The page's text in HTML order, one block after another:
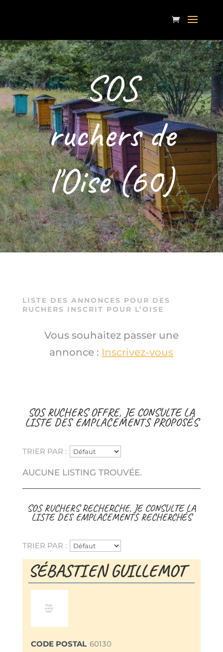
SOS
ruchers de
l'Oise (60)
–
LISTE DES ANNONCES POUR DES
RUCHERS INSCRIT POUR L’OISE
Vous souhaitez passer une
annonce : Inscrivez-vous
SOS RUCHERS OFFRE, JE CONSULTE LA
LISTE DES EMPLACEMENTS PROPOSÉS
TRIER PAR :
AUCUNE LISTING TROUVÉE.
SOS RUCHERS RECHERCHE, JE CONSULTE LA
LISTE DES EMPLACEMENTS RECHERCHÉS
TRIER PAR :
SÉBASTIEN GUILLEMOT
CODE POSTAL 60130